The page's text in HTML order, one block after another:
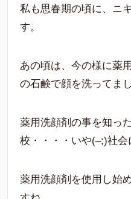
私も思春期の頃に、ニ
す。
あの頃は、今の様に薬
の石鹸で顔を洗ってま
薬用洗顔剤の事を知っ
校・・・・いや(–;)社会
薬用洗顔剤を使用し始